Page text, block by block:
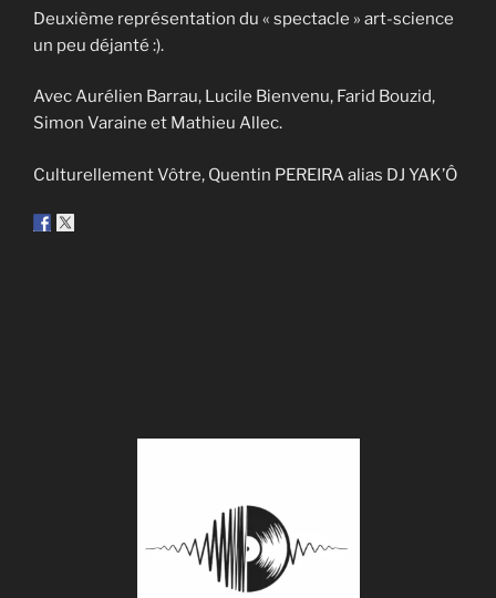
Deuxième représentation du « spectacle » art-science
un peu déjanté :).
Avec Aurélien Barrau, Lucile Bienvenu, Farid Bouzid,
Simon Varaine et Mathieu Allec.
Culturellement Vôtre, Quentin PEREIRA alias DJ YAK’Ô